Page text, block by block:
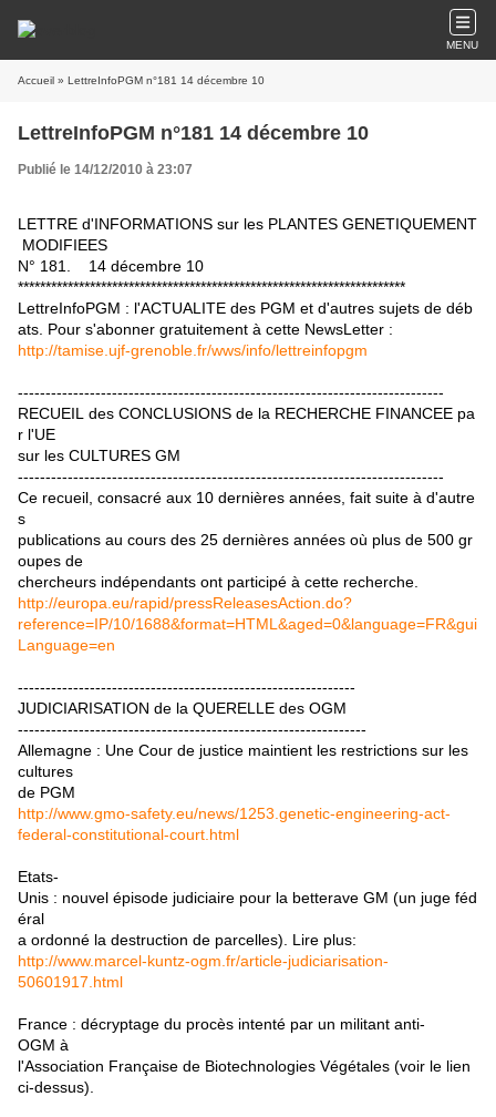
MENU
Accueil » LettreInfoPGM n°181 14 décembre 10
LettreInfoPGM n°181 14 décembre 10
Publié le 14/12/2010 à 23:07
LETTRE d'INFORMATIONS sur les PLANTES GENETIQUEMENT
MODIFIEES
N° 181. 14 décembre 10
**********************************************************************
LettreInfoPGM : l'ACTUALITE des PGM et d'autres sujets de déb
ats. Pour s'abonner gratuitement à cette NewsLetter :
http://tamise.ujf-grenoble.fr/wws/info/lettreinfopgm
-----------------------------------------------------------------------------
RECUEIL des CONCLUSIONS de la RECHERCHE FINANCEE pa
r l'UE
sur les CULTURES GM
-----------------------------------------------------------------------------
Ce recueil, consacré aux 10 dernières années, fait suite à d'autre
s
publications au cours des 25 dernières années où plus de 500 gr
oupes de
chercheurs indépendants ont participé à cette recherche.
http://europa.eu/rapid/pressReleasesAction.do?
reference=IP/10/1688&format=HTML&aged=0&language=FR&gui
Language=en
-------------------------------------------------------------
JUDICIARISATION de la QUERELLE des OGM
---------------------------------------------------------------
Allemagne : Une Cour de justice maintient les restrictions sur les
cultures
de PGM
http://www.gmo-safety.eu/news/1253.genetic-engineering-act-
federal-constitutional-court.html
Etats-
Unis : nouvel épisode judiciaire pour la betterave GM (un juge féd
éral
a ordonné la destruction de parcelles). Lire plus:
http://www.marcel-kuntz-ogm.fr/article-judiciarisation-
50601917.html
France : décryptage du procès intenté par un militant anti-
OGM à
l'Association Française de Biotechnologies Végétales (voir le lien
ci-dessus).